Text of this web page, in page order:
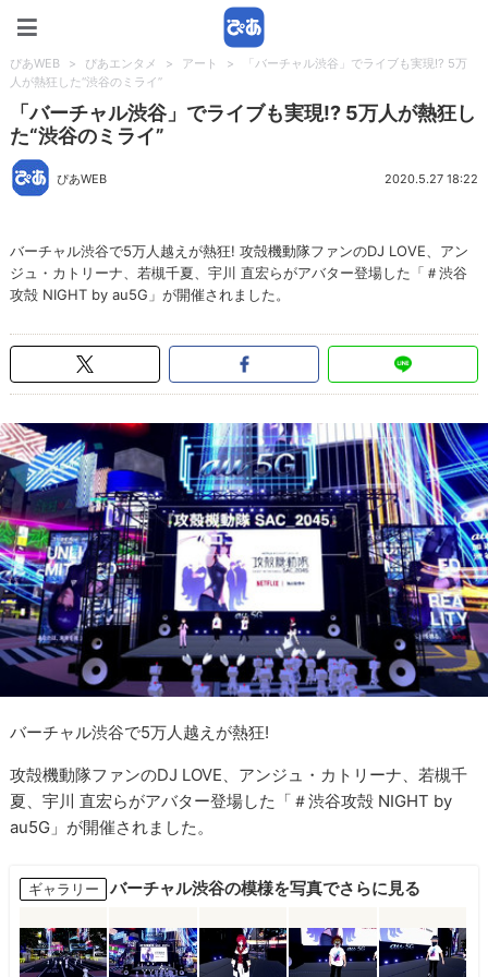
ぴあWEB > ぴあエンタメ > アート >
「バーチャル渋谷」でライブも実現!? 5万
人が熱狂した“渋谷のミライ”
「バーチャル渋谷」でライブも実現!? 5万人が熱狂し
た“渋谷のミライ”
ぴあWEB 2020.5.27 18:22
バーチャル渋谷で5万人越えが熱狂! 攻殻機動隊ファンのDJ LOVE、アン
ジュ・カトリーナ、若槻千夏、宇川 直宏らがアバター登場した「＃渋谷
攻殻 NIGHT by au5G」が開催されました。
バーチャル渋谷で5万人越えが熱狂!
攻殻機動隊ファンのDJ LOVE、アンジュ・カトリーナ、若槻千
夏、宇川 直宏らがアバター登場した「＃渋谷攻殻 NIGHT by
au5G」が開催されました。
ギャラリー バーチャル渋谷の模様を写真でさらに見る